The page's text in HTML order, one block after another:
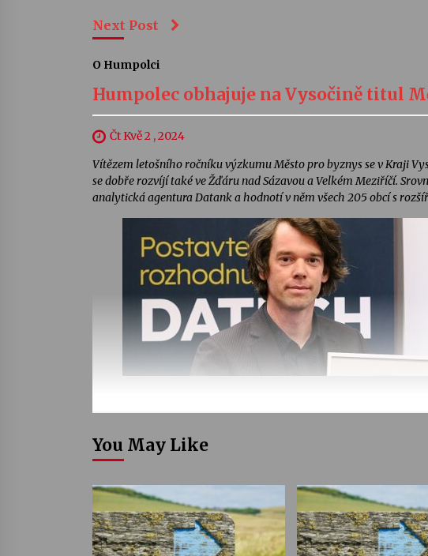
Next Post
O Humpolci
Humpolec obhajuje na Vysočině titul
Čt Kvě 2 , 2024
Vítězem letošního ročníku výzkumu Město pro byznys se v Kraji
se dobře rozvíjí také ve Žďáru nad Sázavou a Velkém Meziříčí.
analytická agentura Datank a hodnotí v něm všech 205 obcí s
You May Like